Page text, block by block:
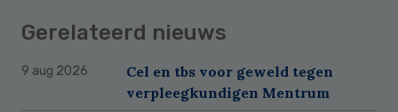
Gerelateerd nieuws
9 aug 2026
Cel en tbs voor geweld tegen
verpleegkundigen Mentrum